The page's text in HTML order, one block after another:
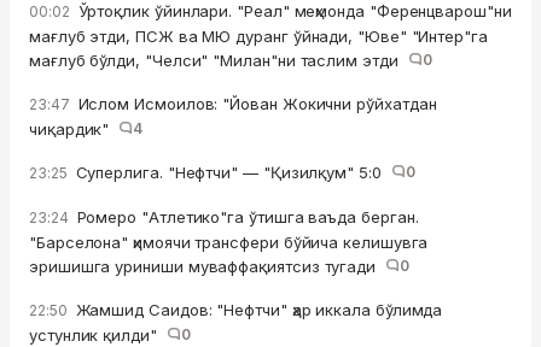
00:02 Ўртоқлик ўйинлари. "Реал" меҳмонда "Ференцварош"ни
мағлуб этди, ПСЖ ва МЮ дуранг ўйнади, "Юве" "Интер"га
мағлуб бўлди, "Челси" "Милан"ни таслим этди
0
23:47 Ислом Исмоилов: "Йован Жокични рўйхатдан
чиқардик"
4
23:25 Суперлига. "Нефтчи" — "Қизилқум" 5:0 0
23:24 Ромеро "Атлетико"га ўтишга ваъда берган.
"Барселона" ҳимоячи трансфери бўйича келишувга
эришишга уриниши муваффақиятсиз тугади
0
22:50 Жамшид Саидов: "Нефтчи" ҳар иккала бўлимда
устунлик қилди"
0